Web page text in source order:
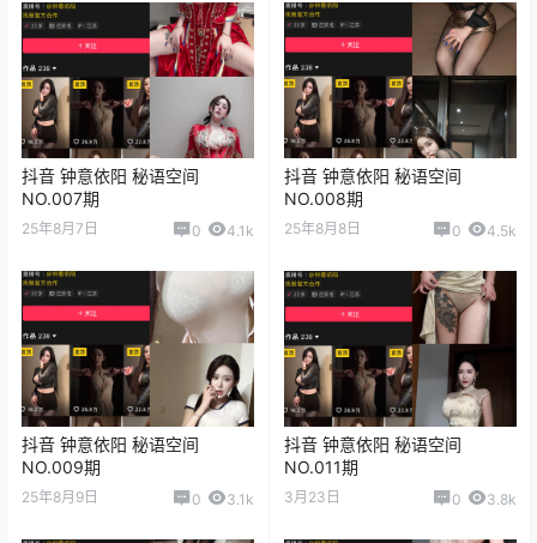
抖音 钟意依阳 秘语空间
NO.007期
25年8月7日 0 4.1k
抖音 钟意依阳 秘语空间
NO.008期
25年8月8日 0 4.5k
抖音 钟意依阳 秘语空间
NO.009期
25年8月9日 0 3.1k
抖音 钟意依阳 秘语空间
NO.011期
3月23日 0 3.8k